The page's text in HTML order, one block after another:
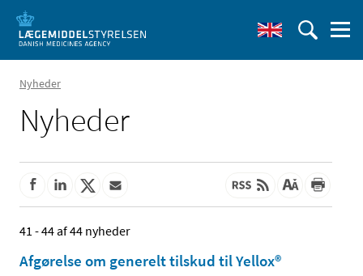
Nyheder
Nyheder
41 - 44 af 44 nyheder
Afgørelse om generelt tilskud til Yellox®